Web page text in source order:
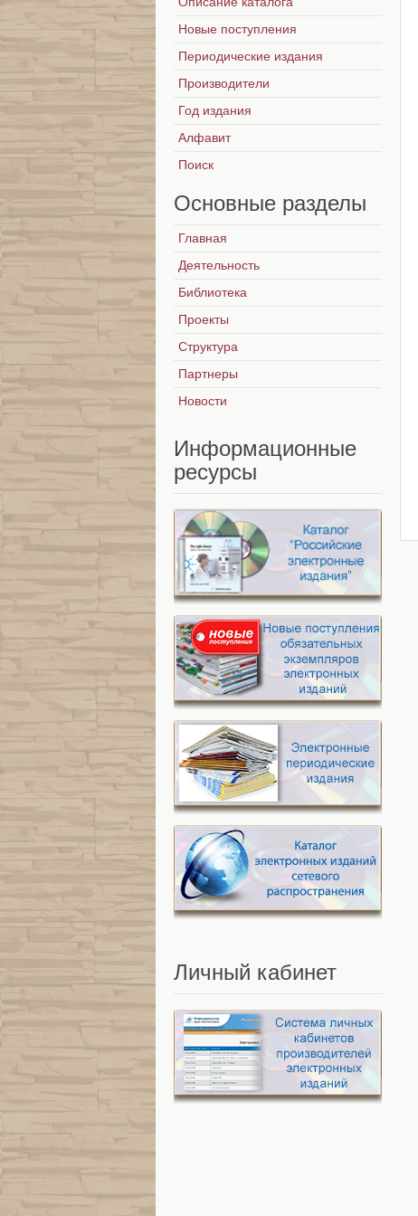
Новые поступления
Периодические издания
Производители
Год издания
Алфавит
Поиск
Основные разделы
Главная
Деятельность
Библиотека
Проекты
Структура
Партнеры
Новости
Информационные
ресурсы
Личный кабинет